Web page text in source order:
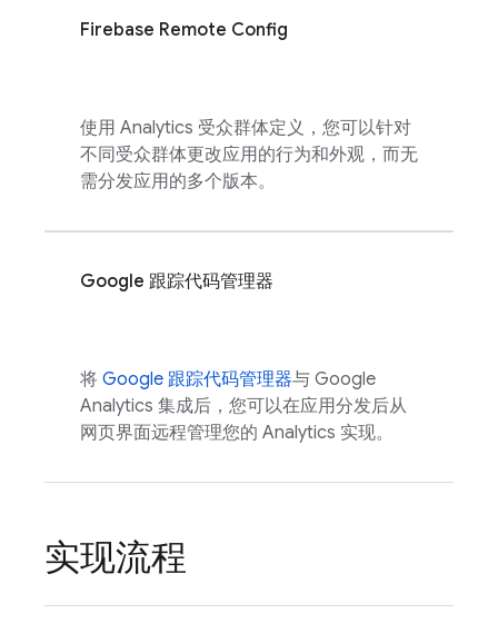
Firebase Remote Config
使用 Analytics 受众群体定义，您可以针对
不同受众群体更改应用的行为和外观，而无
需分发应用的多个版本。
Google 跟踪代码管理器
将 Google 跟踪代码管理器与 Google
Analytics 集成后，您可以在应用分发后从
网页界面远程管理您的 Analytics 实现。
实现流程